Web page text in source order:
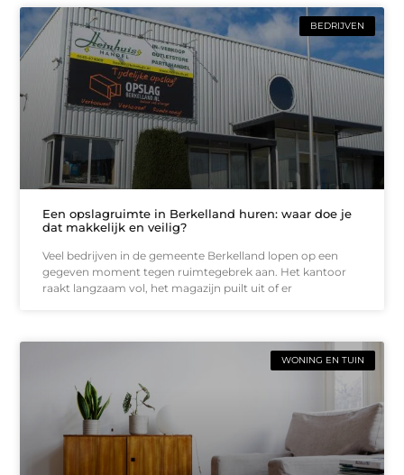
BEDRIJVEN
Een opslagruimte in Berkelland huren: waar doe je
dat makkelijk en veilig?
Veel bedrijven in de gemeente Berkelland lopen op een
gegeven moment tegen ruimtegebrek aan. Het kantoor
raakt langzaam vol, het magazijn puilt uit of er
WONING EN TUIN